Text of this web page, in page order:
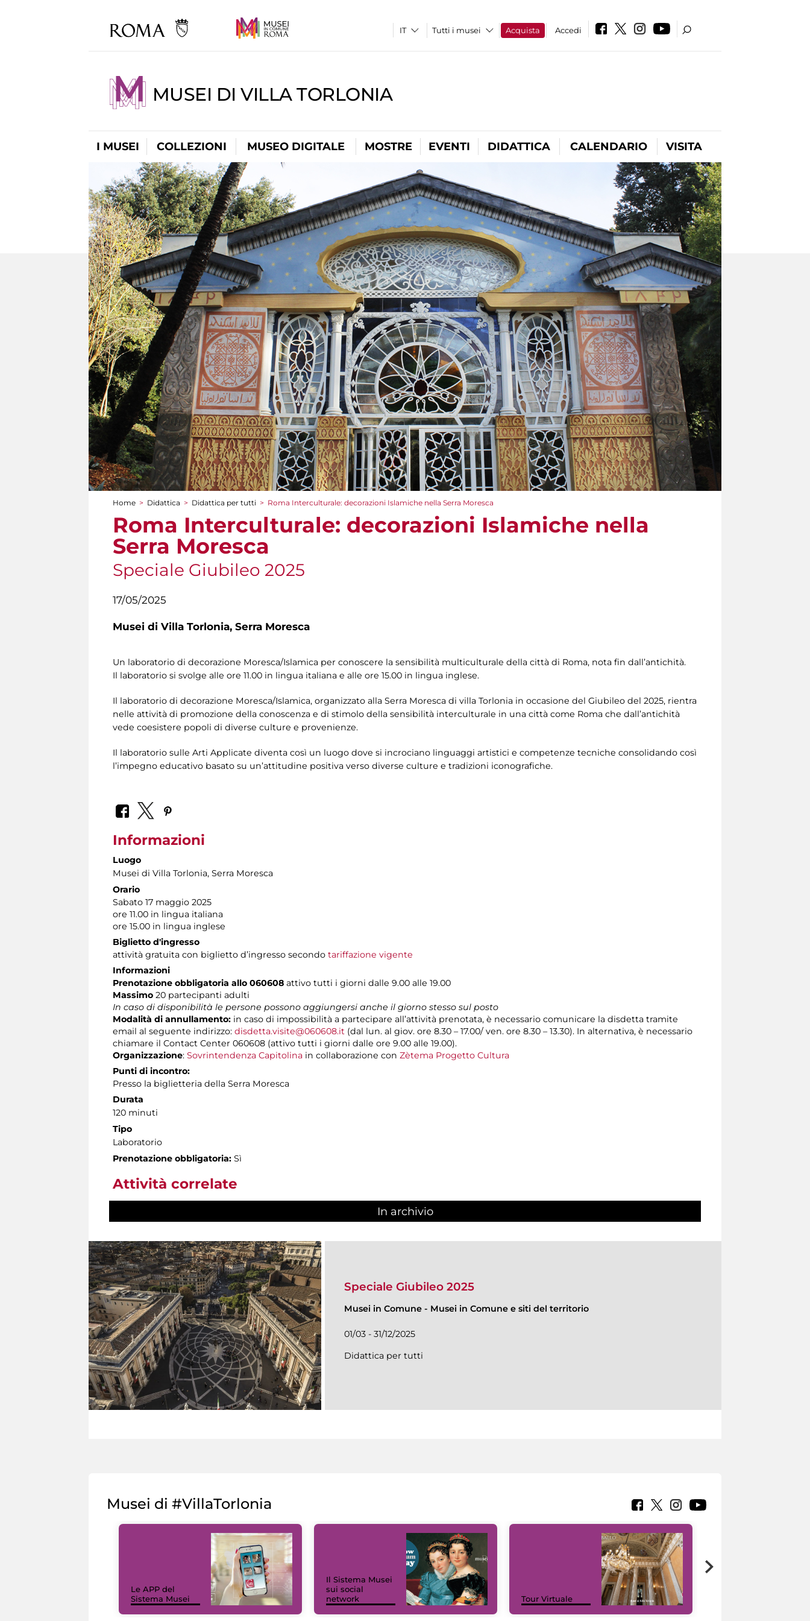
Tutti i musei Acquista Accedi
MUSEI DI VILLA TORLONIA
I MUSEI COLLEZIONI MUSEO DIGITALE MOSTRE EVENTI DIDATTICA CALENDARIO VISITA
Tu sei qui
Home > Didattica > Didattica per tutti > Roma Interculturale: decorazioni Islamiche nella Serra Moresca
Roma Interculturale: decorazioni Islamiche nella
Serra Moresca
Speciale Giubileo 2025
17/05/2025
Musei di Villa Torlonia, Serra Moresca
Un laboratorio di decorazione Moresca/Islamica per conoscere la sensibilità multiculturale della città di Roma, nota fin dall’antichità.
Il laboratorio si svolge alle ore 11.00 in lingua italiana e alle ore 15.00 in lingua inglese.
Il laboratorio di decorazione Moresca/Islamica, organizzato alla Serra Moresca di villa Torlonia in occasione del Giubileo del 2025, rientra
nelle attività di promozione della conoscenza e di stimolo della sensibilità interculturale in una città come Roma che dall’antichità
vede coesistere popoli di diverse culture e provenienze.
Il laboratorio sulle Arti Applicate diventa così un luogo dove si incrociano linguaggi artistici e competenze tecniche consolidando così
l’impegno educativo basato su un’attitudine positiva verso diverse culture e tradizioni iconografiche.
Informazioni
Luogo
Musei di Villa Torlonia, Serra Moresca
Orario
Sabato 17 maggio 2025
ore 11.00 in lingua italiana
ore 15.00 in lingua inglese
Biglietto d'ingresso
attività gratuita con biglietto d’ingresso secondo tariffazione vigente
Informazioni
Prenotazione obbligatoria allo 060608 attivo tutti i giorni dalle 9.00 alle 19.00
Massimo 20 partecipanti adulti
In caso di disponibilità le persone possono aggiungersi anche il giorno stesso sul posto
Modalità di annullamento: in caso di impossibilità a partecipare all’attività prenotata, è necessario comunicare la disdetta tramite
email al seguente indirizzo: disdetta.visite@060608.it (dal lun. al giov. ore 8.30 – 17.00/ ven. ore 8.30 – 13.30). In alternativa, è necessario
chiamare il Contact Center 060608 (attivo tutti i giorni dalle ore 9.00 alle 19.00).
Organizzazione: Sovrintendenza Capitolina in collaborazione con Zètema Progetto Cultura
Punti di incontro:
Presso la biglietteria della Serra Moresca
Durata
120 minuti
Tipo
Laboratorio
Prenotazione obbligatoria: Sì
Attività correlate
In archivio
Speciale Giubileo 2025
Musei in Comune - Musei in Comune e siti del territorio
01/03 - 31/12/2025
Didattica per tutti
Musei di #VillaTorlonia
Le APP del
Sistema Musei
Il Sistema Musei
sui social
network
Tour Virtuale